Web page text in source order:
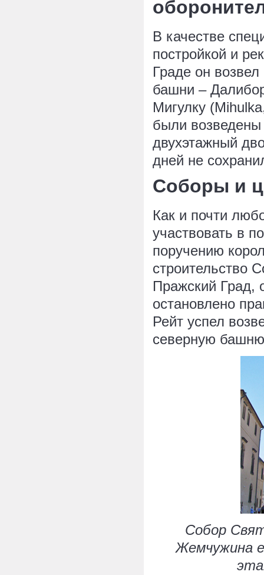
В качестве
постройкой и
Граде он
башни –
Мигулку
были
двухэтажный
дней не
Соборы и
Как и почти
участвовать в
поручению
строительство
Пражский Град,
остановлено
Рейт успел
северную
Собор
Жемчужина